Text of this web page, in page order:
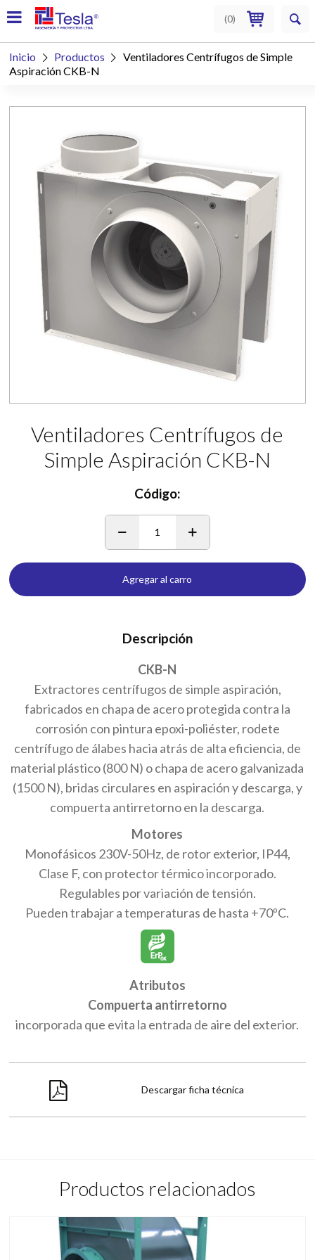
(0)
Inicio  Productos 
Ventiladores Centrífugos de Simple
Aspiración CKB-N
Ventiladores Centrífugos de
Simple Aspiración CKB-N
Código:
1
Agregar al carro
Descripción
CKB-N
Extractores centrífugos de simple aspiración,
fabricados en chapa de acero protegida contra la
corrosión con pintura epoxi-poliéster, rodete
centrífugo de álabes hacia atrás de alta eficiencia, de
material plástico (800 N) o chapa de acero galvanizada
(1500 N), bridas circulares en aspiración y descarga, y
compuerta antirretorno en la descarga.
Motores
Monofásicos 230V-50Hz, de rotor exterior, IP44,
Clase F, con protector térmico incorporado.
Regulables por variación de tensión.
Pueden trabajar a temperaturas de hasta +70ºC.
Atributos
Compuerta antirretorno
incorporada que evita la entrada de aire del exterior.
Descargar ficha técnica
Productos relacionados